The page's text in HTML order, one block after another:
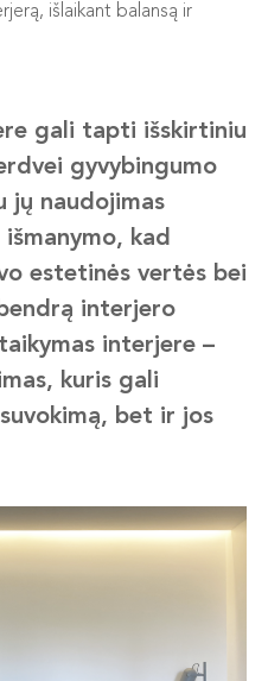
išlaikant balansą ir
gali tapti išskirtiniu
gyvybingumo
jų naudojimas
kad
estetinės vertės bei
interjero
interjere –
kuris gali
bet ir jos